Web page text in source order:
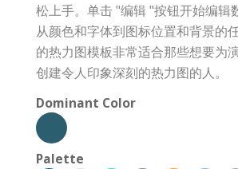
松上手。单击 "编辑 "按钮开始编辑
从颜色和字体到图标位置和背景的
的热力图模板非常适合那些想要为
创建令人印象深刻的热力图的人。
Dominant Color
Palette